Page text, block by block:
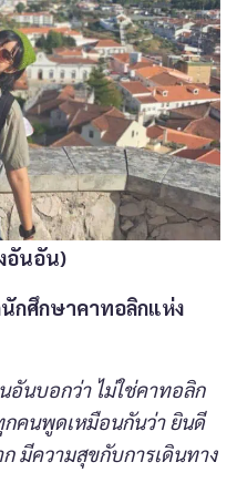
อันอัน)
กศึกษาคาทอลิกแห่ง
อันบอกว่า ไม่ใช่คาทอลิก
กคนพูดเหมือนกันว่า ยินดี
มีความสุขกับการเดินทาง